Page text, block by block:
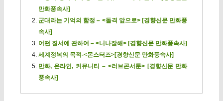
만화풍속사]
군대라는 기억의 함정 – <돌격 앞으로> [경향신문 만화풍
속사]
어떤 질서에 관하여 – <니나잘해> [경향신문 만화풍속사]
세계정복의 목적-<몬스터즈>[경향신문 만화풍속사]
만화, 온라인, 커뮤니티 – <러브콘서툰> [경향신문 만화
풍속사]